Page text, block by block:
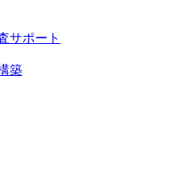
サポート
築